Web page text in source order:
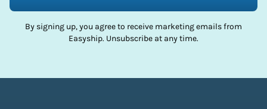
By signing up, you agree to receive marketing emails from
Easyship. Unsubscribe at any time.